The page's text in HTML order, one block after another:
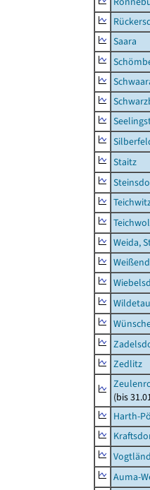
Saara
Staitz
Weida,
Zedlitz
(bis
Harth-
Auma-